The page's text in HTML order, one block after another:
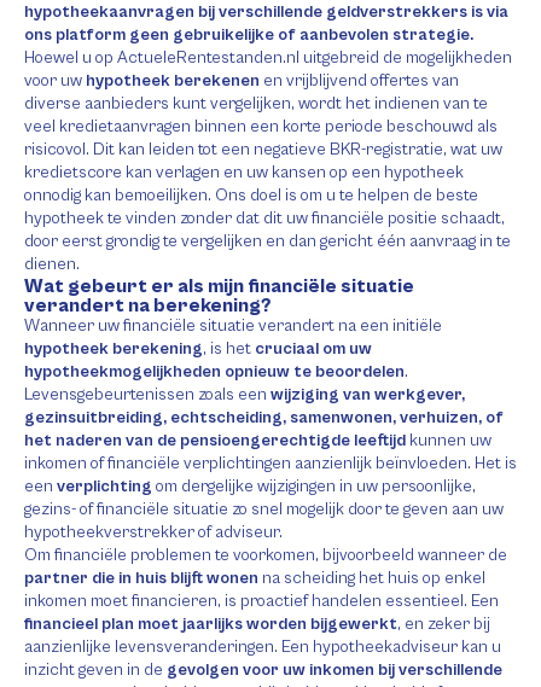
hypotheekaanvragen bij verschillende geldverstrekkers is via
ons platform geen gebruikelijke of aanbevolen strategie.
Hoewel u op ActueleRentestanden.nl uitgebreid de mogelijkheden
voor uw hypotheek berekenen en vrijblijvend offertes van
diverse aanbieders kunt vergelijken, wordt het indienen van te
veel kredietaanvragen binnen een korte periode beschouwd als
risicovol. Dit kan leiden tot een negatieve BKR-registratie, wat uw
kredietscore kan verlagen en uw kansen op een hypotheek
onnodig kan bemoeilijken. Ons doel is om u te helpen de beste
hypotheek te vinden zonder dat dit uw financiële positie schaadt,
door eerst grondig te vergelijken en dan gericht één aanvraag in te
dienen.
Wat gebeurt er als mijn financiële situatie
verandert na berekening?
Wanneer uw financiële situatie verandert na een initiële
hypotheek berekening, is het cruciaal om uw
hypotheekmogelijkheden opnieuw te beoordelen.
Levensgebeurtenissen zoals een wijziging van werkgever,
gezinsuitbreiding, echtscheiding, samenwonen, verhuizen, of
het naderen van de pensioengerechtigde leeftijd kunnen uw
inkomen of financiële verplichtingen aanzienlijk beïnvloeden. Het is
een verplichting om dergelijke wijzigingen in uw persoonlijke,
gezins- of financiële situatie zo snel mogelijk door te geven aan uw
hypotheekverstrekker of adviseur.
Om financiële problemen te voorkomen, bijvoorbeeld wanneer de
partner die in huis blijft wonen na scheiding het huis op enkel
inkomen moet financieren, is proactief handelen essentieel. Een
financieel plan moet jaarlijks worden bijgewerkt, en zeker bij
aanzienlijke levensveranderingen. Een hypotheekadviseur kan u
inzicht geven in de gevolgen voor uw inkomen bij verschillende